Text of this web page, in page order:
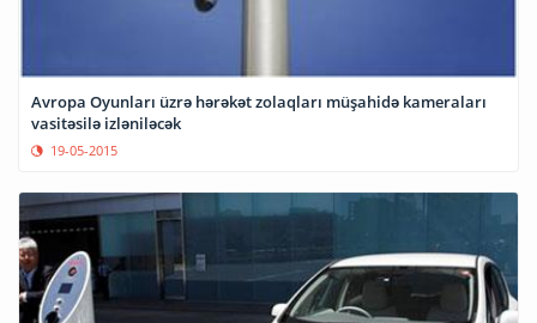
Avropa Oyunları üzrə hərəkət zolaqları müşahidə kameraları
vasitəsilə izləniləcək
19-05-2015